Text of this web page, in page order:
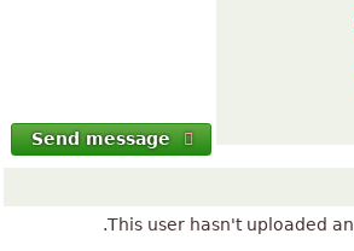
Send message
This user hasn't uploaded